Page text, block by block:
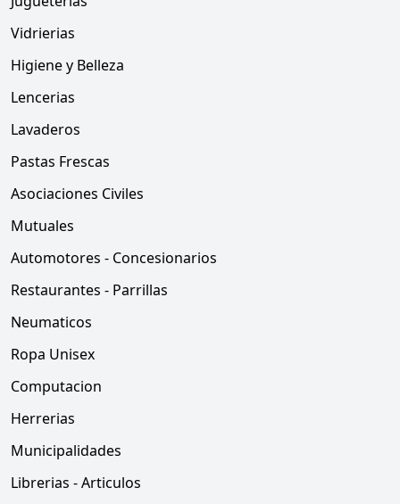
Vidrierias
Higiene y Belleza
Lencerias
Lavaderos
Pastas Frescas
Asociaciones Civiles
Mutuales
Automotores - Concesionarios
Restaurantes - Parrillas
Neumaticos
Ropa Unisex
Computacion
Herrerias
Municipalidades
Librerias - Articulos